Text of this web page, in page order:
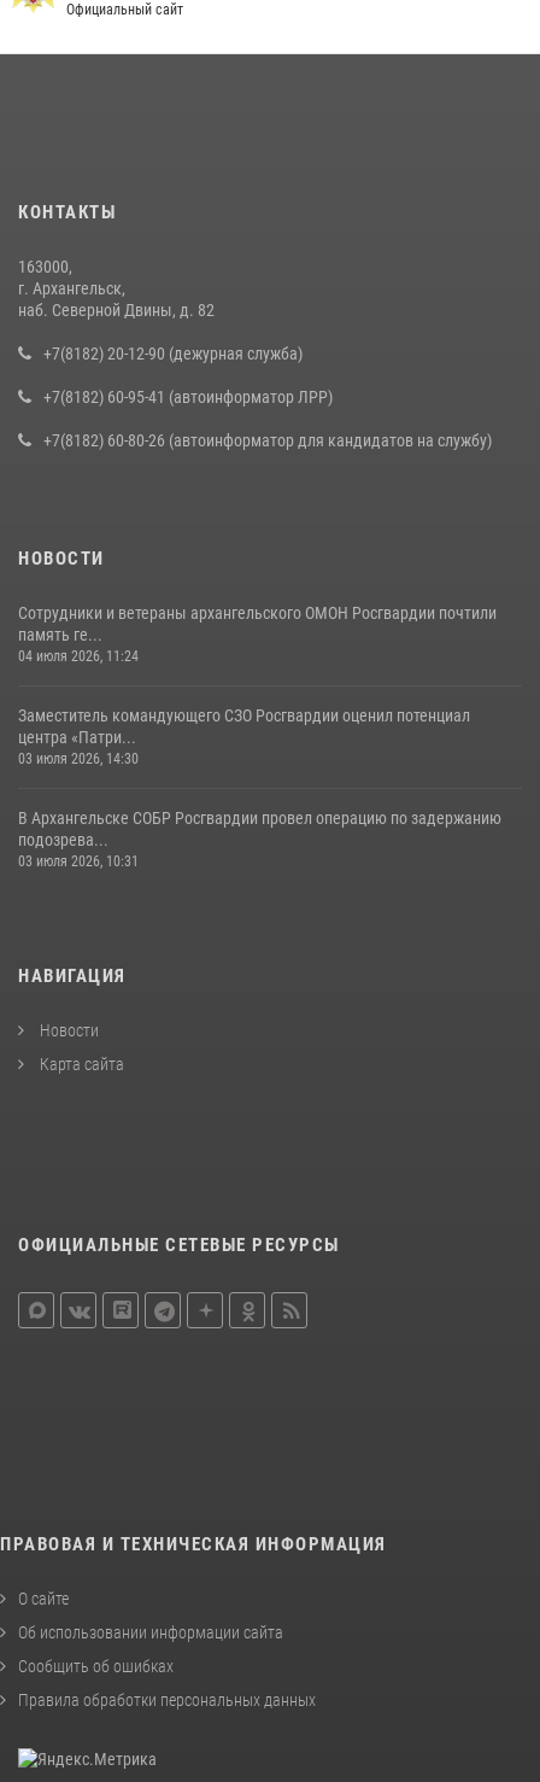
Официальный сайт
КОНТАКТЫ
163000,
г. Архангельск,
наб. Северной Двины, д. 82
+7(8182) 20-12-90 (дежурная служба)
+7(8182) 60-95-41 (автоинформатор ЛРР)
+7(8182) 60-80-26 (автоинформатор для кандидатов на службу)
НОВОСТИ
Сотрудники и ветераны архангельского ОМОН Росгвардии почтили
память ге...
04 июля 2026, 11:24
Заместитель командующего СЗО Росгвардии оценил потенциал
центра «Патри...
03 июля 2026, 14:30
В Архангельске СОБР Росгвардии провел операцию по задержанию
подозрева...
03 июля 2026, 10:31
НАВИГАЦИЯ
Новости
Карта сайта
ОФИЦИАЛЬНЫЕ СЕТЕВЫЕ РЕСУРСЫ
ПРАВОВАЯ И ТЕХНИЧЕСКАЯ ИНФОРМАЦИЯ
О сайте
Об использовании информации сайта
Сообщить об ошибках
Правила обработки персональных данных